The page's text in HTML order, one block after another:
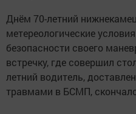
Днём 70-летний
метереологические
безопасности своего
встречку, где совершил
летний водитель,
травмами в БСМП,